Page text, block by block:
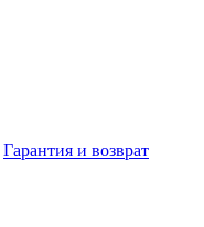
Гарантия и возврат